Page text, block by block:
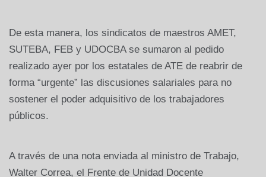
De esta manera, los sindicatos de maestros AMET,
SUTEBA, FEB y UDOCBA se sumaron al pedido
realizado ayer por los estatales de ATE de reabrir de
forma “urgente” las discusiones salariales para no
sostener el poder adquisitivo de los trabajadores
públicos.
A través de una nota enviada al ministro de Trabajo,
Walter Correa, el Frente de Unidad Docente